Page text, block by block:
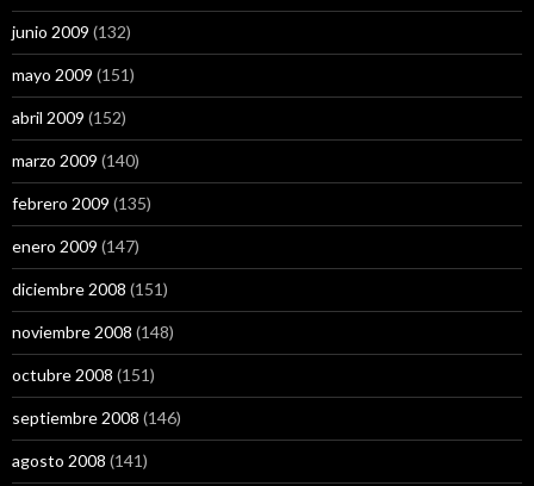
junio 2009 (132)
mayo 2009 (151)
abril 2009 (152)
marzo 2009 (140)
febrero 2009 (135)
enero 2009 (147)
diciembre 2008 (151)
noviembre 2008 (148)
octubre 2008 (151)
septiembre 2008 (146)
agosto 2008 (141)